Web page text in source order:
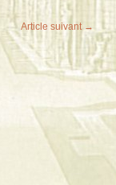
Article suivant →